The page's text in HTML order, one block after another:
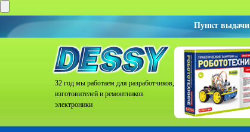
Пункт выдачи
32 год мы работаем для разработчиков,
изготовителей и ремонтников
электроники